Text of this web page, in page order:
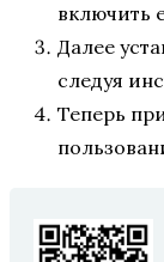
включить
Далее
следуя
Теперь